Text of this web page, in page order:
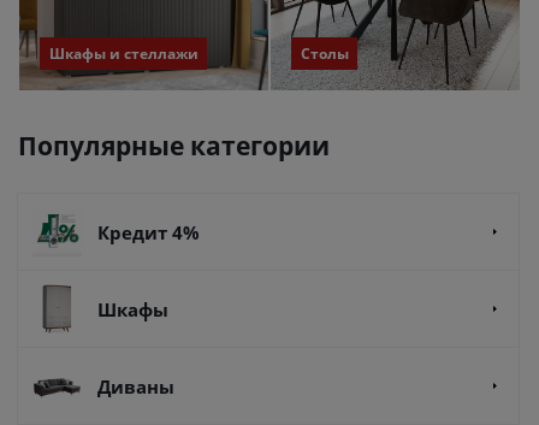
Шкафы и стеллажи Столы
Популярные категории
Кредит 4%
Шкафы
Диваны